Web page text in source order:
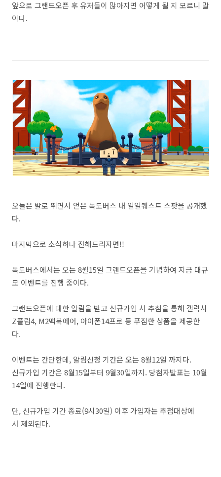
앞으로 그랜드오픈 후 유저들이 많아지면 어떻게 될 지 모르니 말
이다.
오늘은 발로 뛰면서 얻은 독도버스 내 일일퀘스트 스팟을 공개했
다.
마지막으로 소식하나 전해드리자면!!
독도버스에서는 오는 8월15일 그랜드오픈을 기념하여 지금 대규
모 이벤트를 진행 중이다.
그랜드오픈에 대한 알림을 받고 신규가입 시 추첨을 통해 갤럭시
Z플립4, M2맥북에어, 아이폰14프로 등 푸짐한 상품을 제공한
다.
이벤트는 간단한데, 알림신청 기간은 오는 8월12일 까지다.
신규가입 기간은 8월15일부터 9월30일까지. 당첨자발표는 10월
14일에 진행한다.
단, 신규가입 기간 종료(9시30일) 이후 가입자는 추첨대상에
서 제외된다.